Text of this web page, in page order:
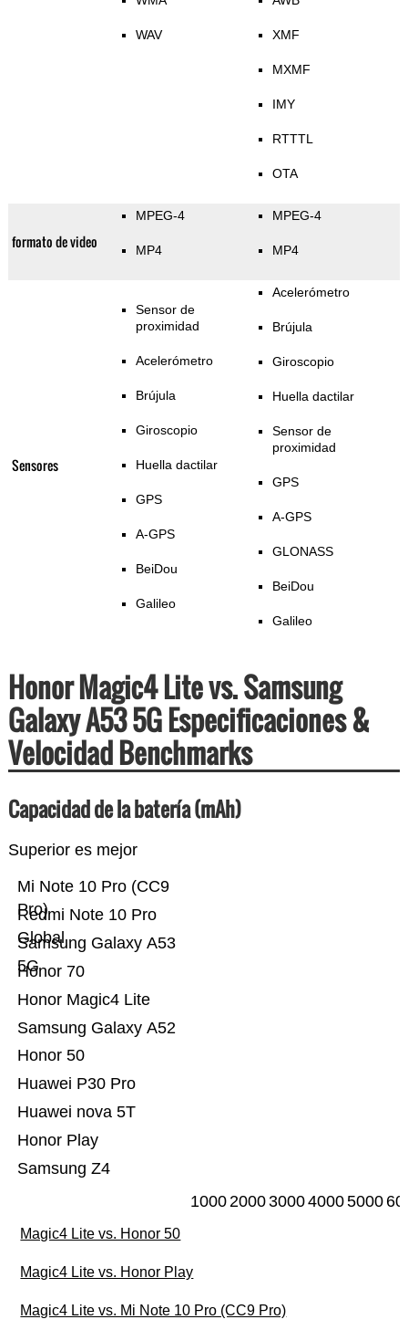
WAV XMF
MXMF
IMY
RTTTL
OTA
formato de video
MPEG-4
MP4
MPEG-4
MP4
Sensores
Sensor de
proximidad
Acelerómetro
Brújula
Giroscopio
Huella dactilar
GPS
A-GPS
BeiDou
Galileo
Acelerómetro
Brújula
Giroscopio
Huella dactilar
Sensor de
proximidad
GPS
A-GPS
GLONASS
BeiDou
Galileo
Honor Magic4 Lite vs. Samsung
Galaxy A53 5G Especificaciones &
Velocidad Benchmarks
Capacidad de la batería (mAh)
Superior es mejor
Samsung Z4
Honor Play
Huawei nova 5T
Huawei P30 Pro
Honor 50
Samsung Galaxy A52
Honor Magic4 Lite
Honor 70
Samsung Galaxy A53
5G
Redmi Note 10 Pro
Global
Mi Note 10 Pro (CC9
Pro)
10002000300040005000
Magic4 Lite vs. Honor 50
Magic4 Lite vs. Honor Play
Magic4 Lite vs. Mi Note 10 Pro (CC9 Pro)